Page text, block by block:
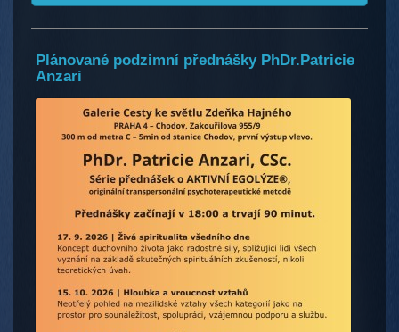
Plánované podzimní přednášky PhDr.Patricie
Anzari